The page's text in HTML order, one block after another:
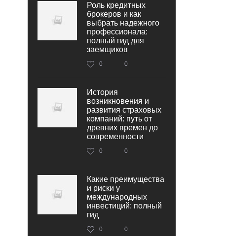
Роль кредитных
брокеров и как
выбрать надежного
профессионала:
полный гид для
заемщиков
0 0
История
возникновения и
развития страховых
компаний: путь от
древних времен до
современности
0 0
Какие преимущества
и риски у
международных
инвестиций: полный
гид
0 0